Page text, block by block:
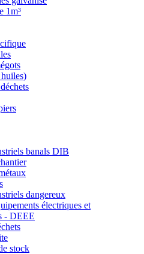
1m³
banals DIB
dangereux
électriques et
- DEEE
stock